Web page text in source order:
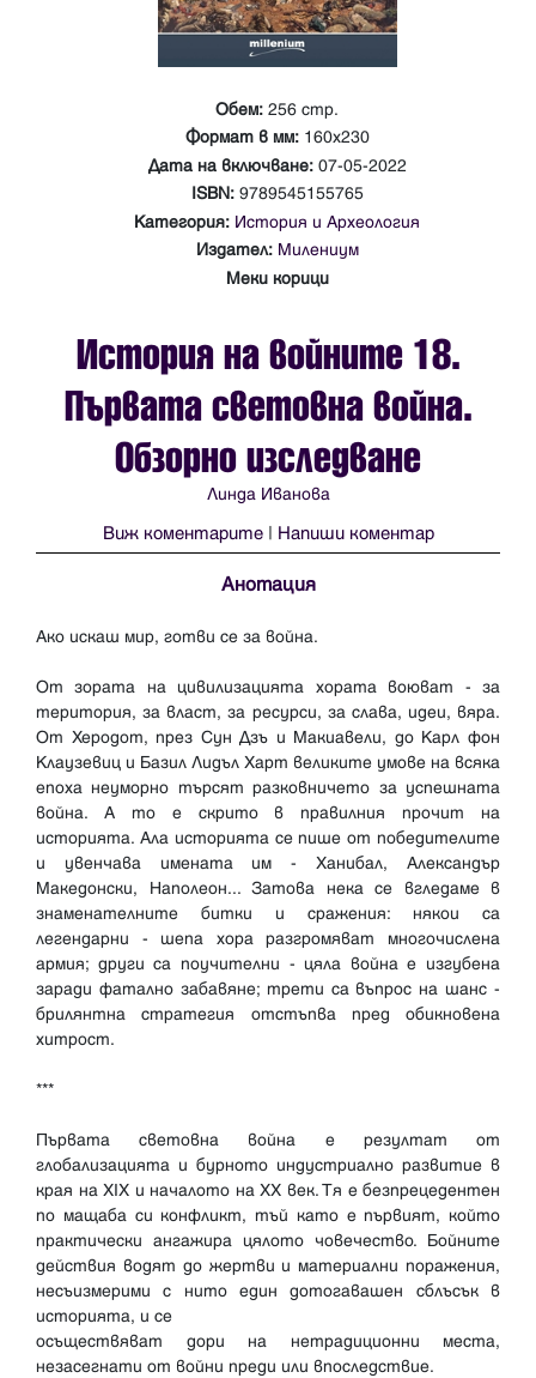
Обем: 256 стр.
Формат в мм: 160х230
Дата на включване: 07-05-2022
ISBN: 9789545155765
Категория: История и Археология
Издател: Милениум
Меки корици
История на войните 18.
Първата световна война.
Обзорно изследване
Линда Иванова
Виж коментарите | Напиши коментар
Анотация
Ако искаш мир, готви се за война.
От зората на цивилизацията хората воюват - за
територия, за власт, за ресурси, за слава, идеи, вяра.
От Херодот, през Сун Дзъ и Макиавели, до Карл фон
Клаузевиц и Базил Лидъл Харт великите умове на всяка
епоха неуморно търсят разковничето за успешната
война. А то е скрито в правилния прочит на
историята. Ала историята се пише от победителите
и увенчава имената им - Ханибал, Александър
Македонски, Наполеон... Затова нека се вгледаме в
знаменателните битки и сражения: някои са
легендарни - шепа хора разгромяват многочислена
армия; други са поучителни - цяла война е изгубена
заради фатално забавяне; трети са въпрос на шанс -
брилянтна стратегия отстъпва пред обикновена
хитрост.
***
Първата световна война е резултат от
глобализацията и бурното индустриално развитие в
края на XIX и началото на XX век. Тя е безпрецедентен
по мащаба си конфликт, тъй като е първият, който
практически ангажира цялото човечество. Бойните
действия водят до жертви и материални поражения,
несъизмерими с нито един дотогавашен сблъсък в
историята, и се
осъществяват дори на нетрадиционни места,
незасегнати от войни преди или впоследствие.